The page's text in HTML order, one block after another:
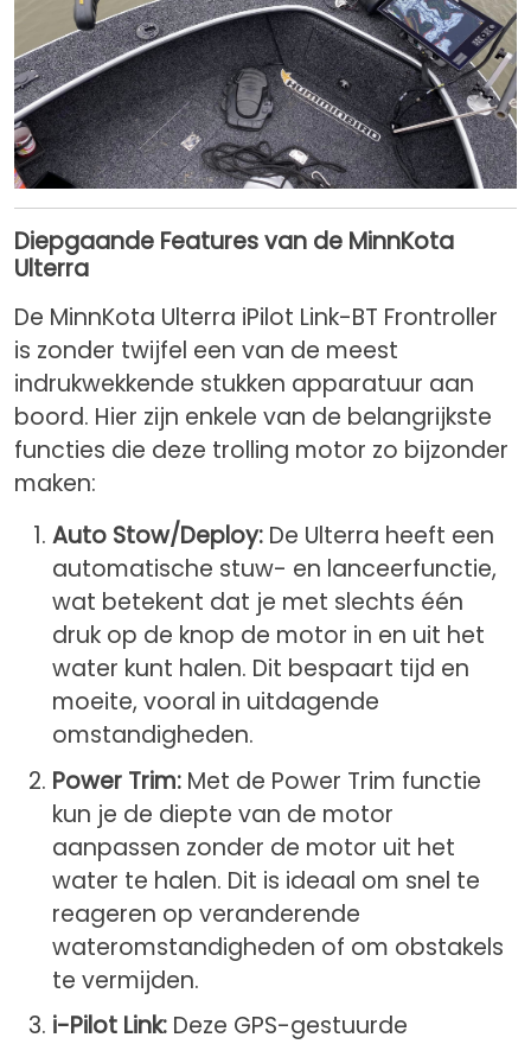
Diepgaande Features van de MinnKota
Ulterra
De MinnKota Ulterra iPilot Link-BT Frontroller
is zonder twijfel een van de meest
indrukwekkende stukken apparatuur aan
boord. Hier zijn enkele van de belangrijkste
functies die deze trolling motor zo bijzonder
maken:
Auto Stow/Deploy: De Ulterra heeft een
automatische stuw- en lanceerfunctie,
wat betekent dat je met slechts één
druk op de knop de motor in en uit het
water kunt halen. Dit bespaart tijd en
moeite, vooral in uitdagende
omstandigheden.
Power Trim: Met de Power Trim functie
kun je de diepte van de motor
aanpassen zonder de motor uit het
water te halen. Dit is ideaal om snel te
reageren op veranderende
wateromstandigheden of om obstakels
te vermijden.
i-Pilot Link: Deze GPS-gestuurde